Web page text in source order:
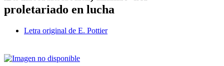
proletariado en lucha
Letra original de E. Pottier